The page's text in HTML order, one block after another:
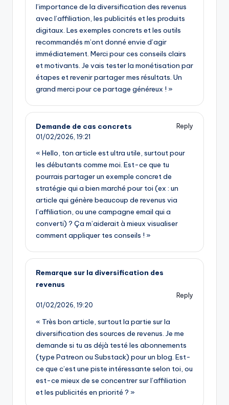
l’importance de la diversification des revenus
avec l’affiliation, les publicités et les produits
digitaux. Les exemples concrets et les outils
recommandés m’ont donné envie d’agir
immédiatement. Merci pour ces conseils clairs
et motivants. Je vais tester la monétisation par
étapes et revenir partager mes résultats. Un
grand merci pour ce partage généreux ! »
Demande de cas concrets
Reply
01/02/2026, 19:21
« Hello, ton article est ultra utile, surtout pour
les débutants comme moi. Est-ce que tu
pourrais partager un exemple concret de
stratégie qui a bien marché pour toi (ex : un
article qui génère beaucoup de revenus via
l’affiliation, ou une campagne email qui a
converti) ? Ça m’aiderait à mieux visualiser
comment appliquer tes conseils ! »
Remarque sur la diversification des
revenus
Reply
01/02/2026, 19:20
« Très bon article, surtout la partie sur la
diversification des sources de revenus. Je me
demande si tu as déjà testé les abonnements
(type Patreon ou Substack) pour un blog. Est-
ce que c’est une piste intéressante selon toi, ou
est-ce mieux de se concentrer sur l’affiliation
et les publicités en priorité ? »